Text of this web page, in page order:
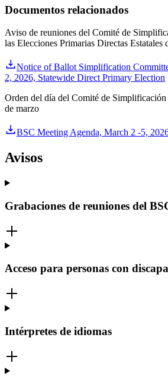
Documentos relacionados
Aviso de reuniones del Comité de
las Elecciones Primarias Directas Estatales
Notice of Ballot Simplification
2, 2026, Statewide Direct Primary Election
Orden del día del Comité de
de marzo
BSC Meeting Agenda, March 2 -5,
Avisos
Grabaciones de reuniones del
Acceso para personas con
Intérpretes de idiomas